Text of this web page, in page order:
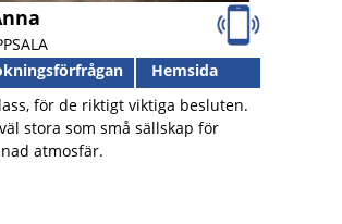
Hemsida
för de riktigt viktiga besluten.
stora som små sällskap för
atmosfär.